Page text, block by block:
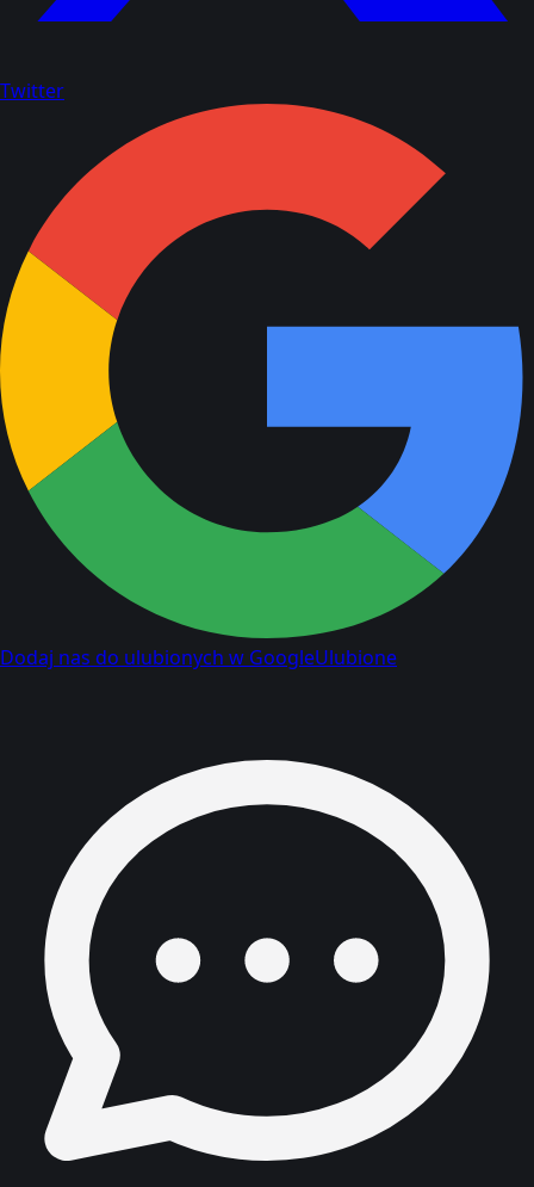
Twitter
Dodaj nas do ulubionych w GoogleUlubione